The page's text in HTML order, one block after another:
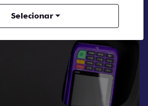
Selecionar